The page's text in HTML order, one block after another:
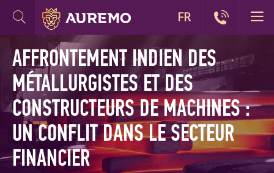
AFFRONTEMENT INDIEN DES
MÉTALLURGISTES ET DES
CONSTRUCTEURS DE MACHINES :
UN CONFLIT DANS LE SECTEUR
FINANCIER
FR